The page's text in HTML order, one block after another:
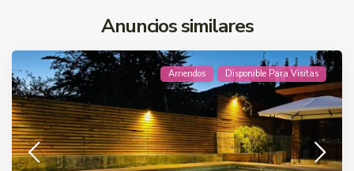
Anuncios similares
Arriendos Disponible Para Visitas